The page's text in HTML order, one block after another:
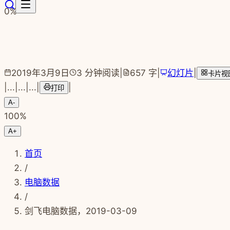
跳转到主要内容
0%
2019年3月9日 3 分钟阅读 657 字 幻灯片 卡片视
... ... ... 打印
A-
100%
A+
首页
/
电脑数据
/
剑飞电脑数据，2019-03-09